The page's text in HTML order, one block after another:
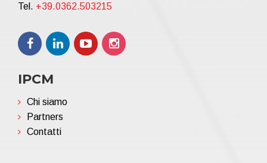
Tel. +39.0362.503215
IPCM
Chi siamo
Partners
Contatti